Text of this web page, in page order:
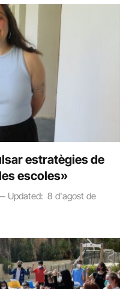
estratègies de
escoles»
Updated: 8 d'agost de